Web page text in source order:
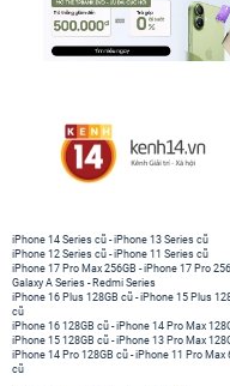
iPhone 14 Series cũ -iPhone 13 Series cũ
iPhone 12 Series cũ -iPhone 11 Series cũ
iPhone 17 Pro Max 256GB -iPhone 17 Pro
Galaxy A Series - Redmi Series
iPhone 16 Plus 128GB cũ -iPhone 15 Plus
cũ
iPhone 16 128GB cũ -iPhone 14 Pro Max
iPhone 15 128GB cũ -iPhone 13 Pro Max
iPhone 14 Pro 128GB cũ -iPhone 11 Pro Max
cũ